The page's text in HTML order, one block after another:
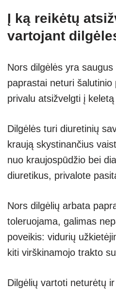
Į ką reikėtų
vartojant
Nors dilgėlės yra
paprastai neturi
privalu atsižvelgti į
Dilgėlės turi diuretinių
kraują skystinančius
nuo kraujospūdžio bei
diuretikus, privalote
Nors dilgėlių arbata
toleruojama, galimas
poveikis: vidurių
kiti virškinamojo trakto
Dilgėlių vartoti neturėtų